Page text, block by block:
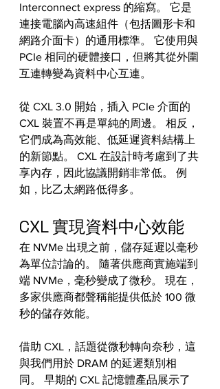
Interconnect express 的縮寫。 它是
連接電腦內高速組件（包括圖形卡和
網路介面卡）的通用標準。 它使用與
PCIe 相同的硬體接口，但將其從外圍
互連轉變為資料中心互連。
從 CXL 3.0 開始，插入 PCIe 介面的
CXL 裝置不再是單純的周邊。 相反，
它們成為高效能、低延遲資料結構上
的新節點。 CXL 在設計時考慮到了共
享內存，因此協議開銷非常低。 例
如，比乙太網路低得多。
CXL 實現資料中心效能
在 NVMe 出現之前，儲存延遲以毫秒
為單位討論的。 隨著供應商實施端到
端 NVMe，毫秒變成了微秒。 現在，
多家供應商都聲稱能提供低於 100 微
秒的儲存效能。
借助 CXL，話題從微秒轉向奈秒，這
與我們用於 DRAM 的延遲類別相
同。 早期的 CXL 記憶體產品展示了